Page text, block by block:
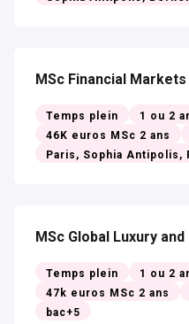
MSc Financial
Temps plein 1 ou 2
46K euros MSc 2 ans
Paris, Sophia Antipolis,
MSc Global Luxury
Temps plein 1 ou 2
47k euros MSc 2 ans
bac+5